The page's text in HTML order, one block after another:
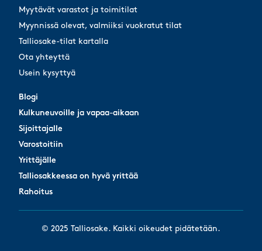
Myytävät varastot ja toimitilat
Myynnissä olevat, valmiiksi vuokratut tilat
Talliosake-tilat kartalla
Ota yhteyttä
Usein kysyttyä
Blogi
Kulkuneuvoille ja vapaa-aikaan
Sijoittajalle
Varostoitiin
Yrittäjälle
Talliosakkeessa on hyvä yrittää
Rahoitus
Blogi
Kulkuneuvoille ja vapaa-aikaan
Sijoittajalle
Varostoitiin
Yrittäjälle
Talliosakkeessa on hyvä yrittää
Rahoitus
© 2025 Talliosake. Kaikki oikeudet pidätetään.